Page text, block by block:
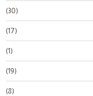
(30)
(17)
(1)
(19)
(8)